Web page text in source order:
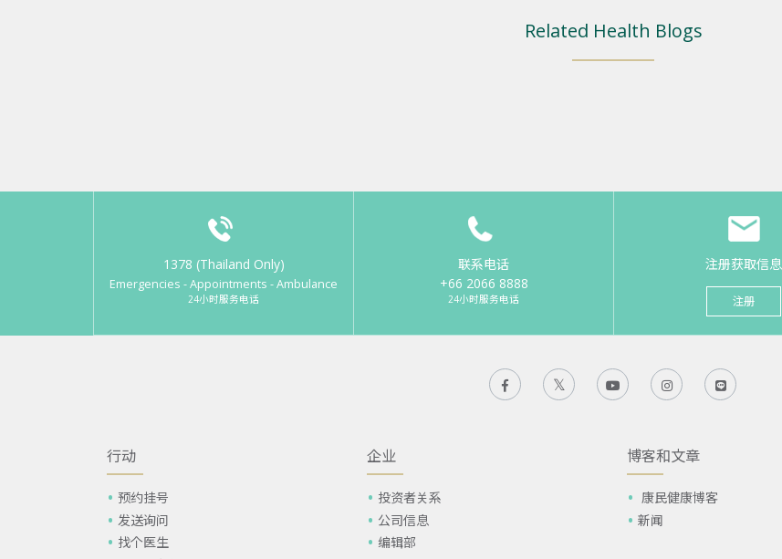
Related Health Blogs
1378 (Thailand Only)
Emergencies - Appointments - Ambulance
24小时服务电话
联系电话
+66 2066 8888
24小时服务电话
注册获取信息
注册
行动
预约挂号
发送询问
找个医生
企业
投资者关系
公司信息
编辑部
博客和文章
康民健康博客
新闻